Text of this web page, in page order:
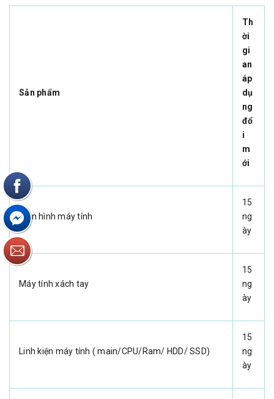
Sản phẩm
Th
ời
gi
an
áp
dụ
ng
đổ
i
m
ới
Màn hình máy tính
15
ng
ày
Máy tính xách tay
15
ng
ày
Linh kiện máy tính ( main/CPU/Ram/ HDD/ SSD)
15
ng
ày